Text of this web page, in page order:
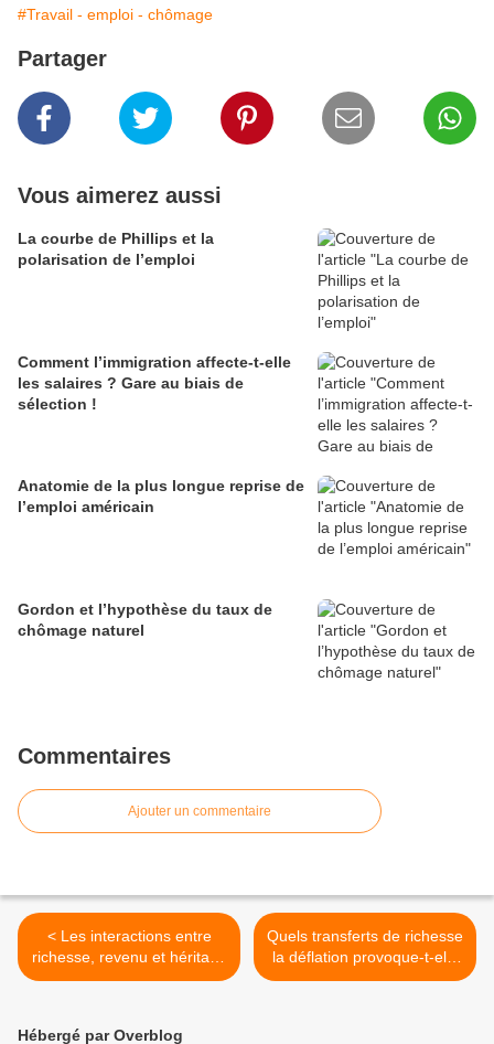
#Travail - emploi - chômage
Partager
Vous aimerez aussi
La courbe de Phillips et la
polarisation de l’emploi
Comment l’immigration affecte-t-elle
les salaires ? Gare au biais de
sélection !
Anatomie de la plus longue reprise de
l’emploi américain
Gordon et l’hypothèse du taux de
chômage naturel
Commentaires
Ajouter un commentaire
< Les interactions entre
richesse, revenu et héritage
dans la zone euro
Quels transferts de richesse
la déflation provoque-t-elle
au sein de la zone euro ? >
Hébergé par Overblog